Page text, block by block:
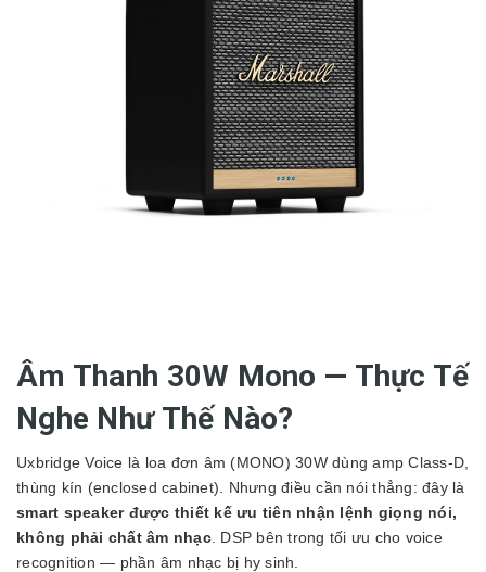
Âm Thanh 30W Mono — Thực Tế
Nghe Như Thế Nào?
Uxbridge Voice là loa đơn âm (MONO) 30W dùng amp Class-D,
thùng kín (enclosed cabinet). Nhưng điều cần nói thẳng: đây là
smart speaker được thiết kế ưu tiên nhận lệnh giọng nói,
không phải chất âm nhạc. DSP bên trong tối ưu cho voice
recognition — phần âm nhạc bị hy sinh.